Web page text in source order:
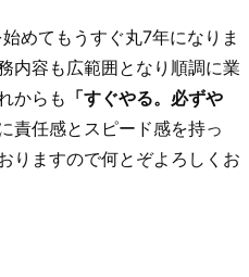
めてもうすぐ丸7年になりま
内容も広範囲となり順調に業
からも 「すぐやる。必ずや
責任感とスピード感を持っ
りますので何とぞよろしくお